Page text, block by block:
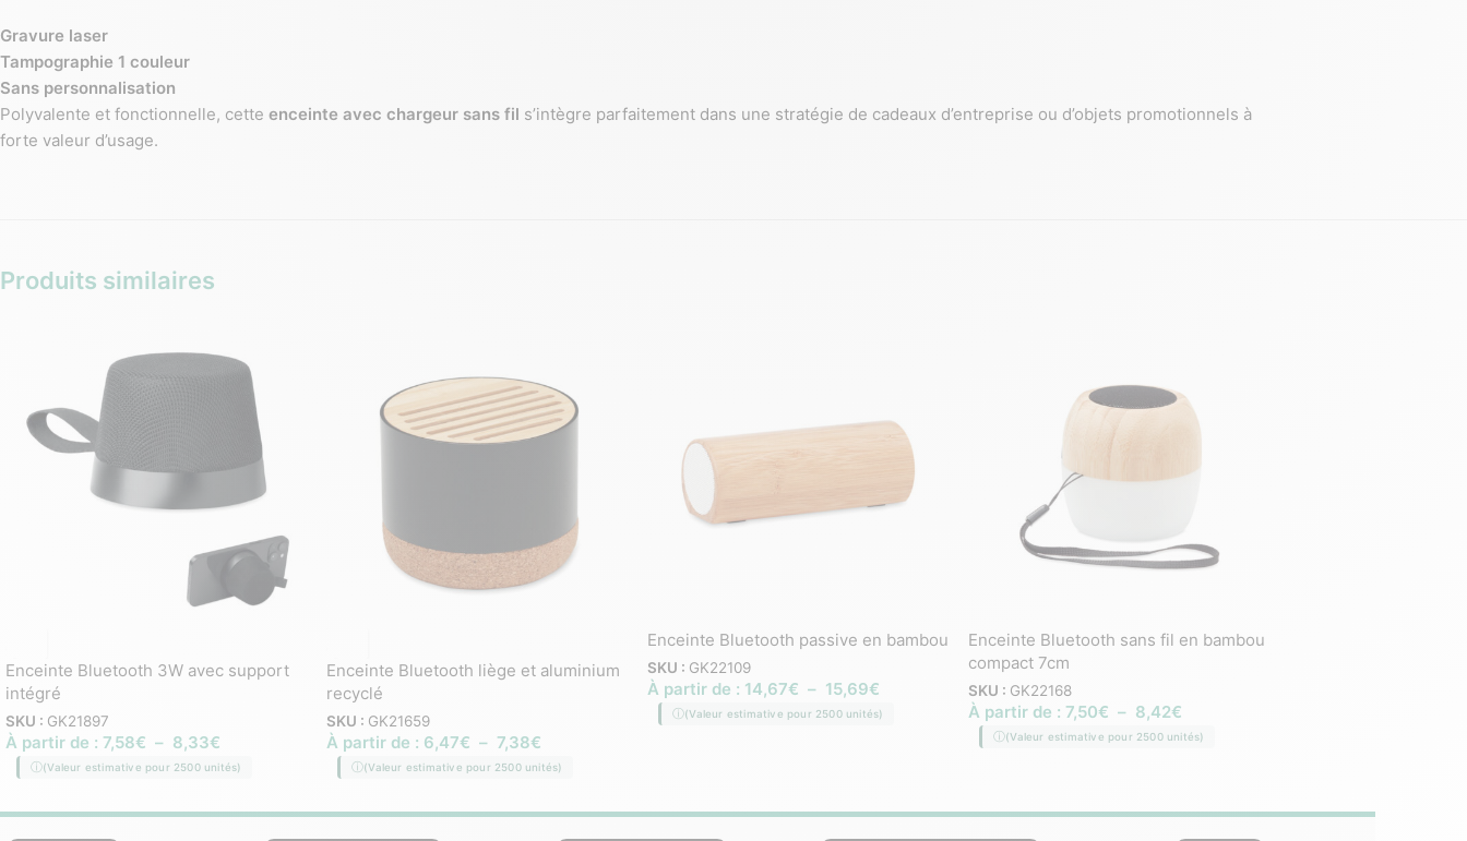
Gravure laser
Tampographie 1 couleur
Sans personnalisation
Polyvalente et fonctionnelle, cette enceinte avec chargeur sans fil s’intègre parfaitement dans une stratégie de cadeaux d’entreprise ou d’objets promotionnels à
forte valeur d’usage.
Produits similaires
Enceinte Bluetooth 3W avec support
intégré
SKU : GK21897
À partir de : 7,58€ – 8,33€
(Valeur estimative pour 2500 unités)
Enceinte Bluetooth liège et aluminium
recyclé
SKU : GK21659
À partir de : 6,47€ – 7,38€
(Valeur estimative pour 2500 unités)
Enceinte Bluetooth passive en bambou
SKU : GK22109
À partir de : 14,67€ – 15,69€
(Valeur estimative pour 2500 unités)
Enceinte Bluetooth sans fil en bambou
compact 7cm
SKU : GK22168
À partir de : 7,50€ – 8,42€
(Valeur estimative pour 2500 unités)